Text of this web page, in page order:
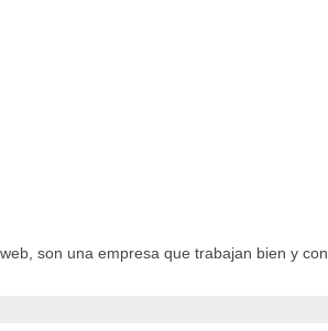
son una empresa que trabajan bien y